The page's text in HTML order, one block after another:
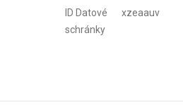
ID Datové
schránky
xzeaauv